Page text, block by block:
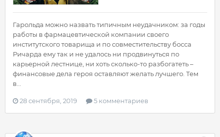
Гарольда можно назвать типичным неудачником: за годы
работы в фармацевтической компании своего
институтского товарища и по совместительству босса
Ричарда ему так и не удалось ни продвинуться по
карьерной лестнице, ни хоть сколько-то разбогатеть –
финансовые дела героя оставляют желать лучшего. Тем
в...
28 сентября, 2019 5 комментариев